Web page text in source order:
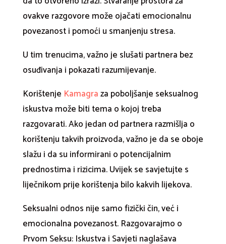
ovakve razgovore može ojačati emocionalnu
povezanost i pomoći u smanjenju stresa.
U tim trenucima, važno je slušati partnera bez
osuđivanja i pokazati razumijevanje.
Korištenje Kamagraza poboljšanje seksualnog
iskustva može biti tema o kojoj treba
razgovarati. Ako jedan od partnera razmišlja o
korištenju takvih proizvoda, važno je da se oboje
slažu i da su informirani o potencijalnim
prednostima i rizicima. Uvijek se savjetujte s
liječnikom prije korištenja bilo kakvih lijekova.
Seksualni odnos nije samo fizički čin, već i
emocionalna povezanost. Razgovarajmo o
Prvom Seksu: Iskustva i Savjeti naglašava